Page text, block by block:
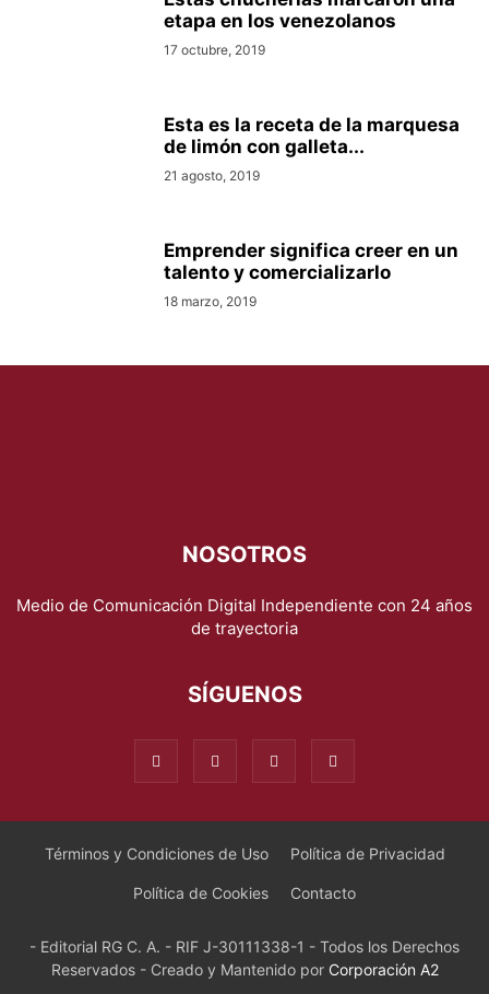
etapa en los venezolanos
17 octubre, 2019
Esta es la receta de la marquesa
de limón con galleta...
21 agosto, 2019
Emprender significa creer en un
talento y comercializarlo
18 marzo, 2019
NOSOTROS
Medio de Comunicación Digital Independiente con 24 años
de trayectoria
SÍGUENOS
Términos y Condiciones de Uso Política de Privacidad
Política de Cookies Contacto
- Editorial RG C. A. - RIF J-30111338-1 - Todos los Derechos
Reservados - Creado y Mantenido por Corporación A2